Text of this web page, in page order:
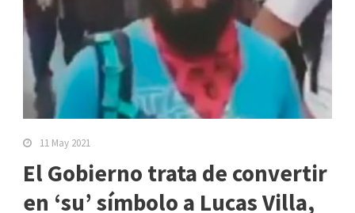
11 May 2021
El Gobierno trata de convertir
en ‘su’ símbolo a Lucas Villa,